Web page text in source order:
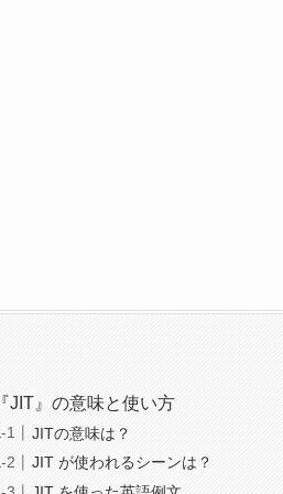
『JIT』の意味と使い方
JITの意味は？
JIT が使われるシーンは？